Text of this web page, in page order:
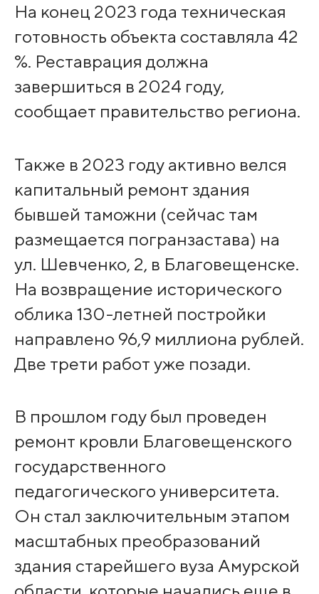
На конец 2023 года техническая
готовность объекта составляла 42
%. Реставрация должна
завершиться в 2024 году,
сообщает правительство региона.
Также в 2023 году активно велся
капитальный ремонт здания
бывшей таможни (сейчас там
размещается погранзастава) на
ул. Шевченко, 2, в Благовещенске.
На возвращение исторического
облика 130-летней постройки
направлено 96,9 миллиона рублей.
Две трети работ уже позади.
В прошлом году был проведен
ремонт кровли Благовещенского
государственного
педагогического университета.
Он стал заключительным этапом
масштабных преобразований
здания старейшего вуза Амурской